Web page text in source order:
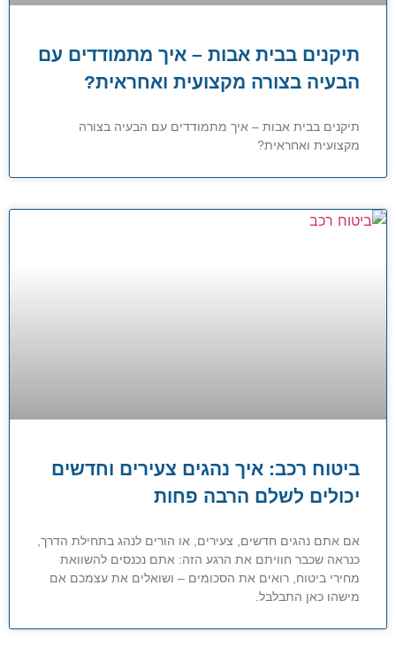
תיקנים בבית אבות – איך מתמודדים עם
הבעיה בצורה מקצועית ואחראית?
תיקנים בבית אבות – איך מתמודדים עם הבעיה בצורה
מקצועית ואחראית?
ביטוח רכב: איך נהגים צעירים וחדשים
יכולים לשלם הרבה פחות
אם אתם נהגים חדשים, צעירים, או הורים לנהג בתחילת הדרך,
כנראה שכבר חוויתם את הרגע הזה: אתם נכנסים להשוואת
מחירי ביטוח, רואים את הסכומים – ושואלים את עצמכם אם
מישהו כאן התבלבל.